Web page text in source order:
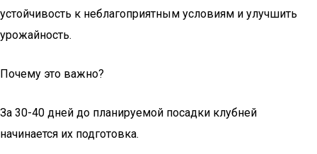
устойчивость к неблагоприятным условиям и улучшить
урожайность.
Почему это важно?
За 30-40 дней до планируемой посадки клубней
начинается их подготовка.